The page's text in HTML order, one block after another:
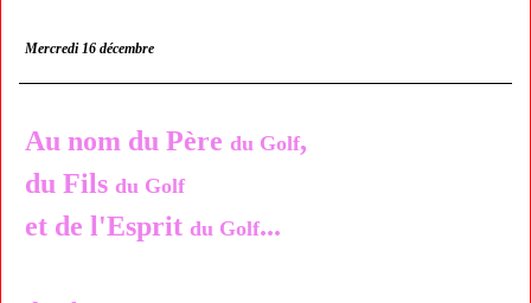
Mercredi 16 décembre
Au nom du Père du Golf,
du Fils du Golf
et de l'Esprit du Golf...